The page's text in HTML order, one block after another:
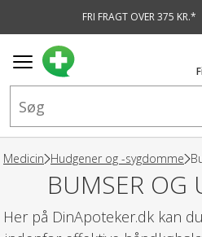
FRI FRAGT OVER 375 KR.*
Medicin Hudgener og -sygdomme
BUMSER OG
Her på DinApoteker.dk kan